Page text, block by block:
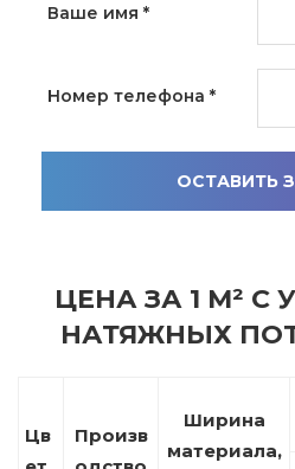
Ваше имя *
Номер телефона *
ОСТАВИТЬ
ЦЕНА ЗА 1 М² С
НАТЯЖНЫХ
Цв
Произв
Ширина
материала,